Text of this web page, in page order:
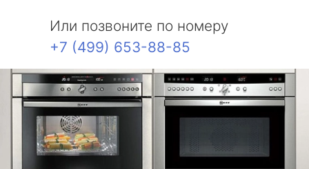
Или позвоните по номеру
+7 (499) 653-88-85